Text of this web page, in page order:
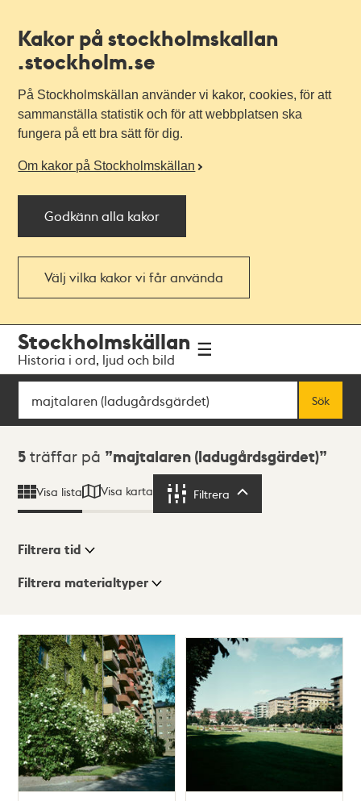
Kakor på stockholmskallan
.stockholm.se
På Stockholmskällan använder vi kakor, cookies, för att
sammanställa statistik och för att webbplatsen ska
fungera på ett bra sätt för dig.
Om kakor på Stockholmskällan
Godkänn alla kakor
Välj vilka kakor vi får använda
navigationen
huvudinnehållet
Stockholmskällan
Historia i ord, ljud och bild
Sök
Sök
Sökresultat
5 träffar på majtalaren (ladugårdsgärdet)
Visa lista Visa karta Filtrera
Visningsläge
Lista
Karta
Filtrera tid
Filtrera materialtyper
träffar